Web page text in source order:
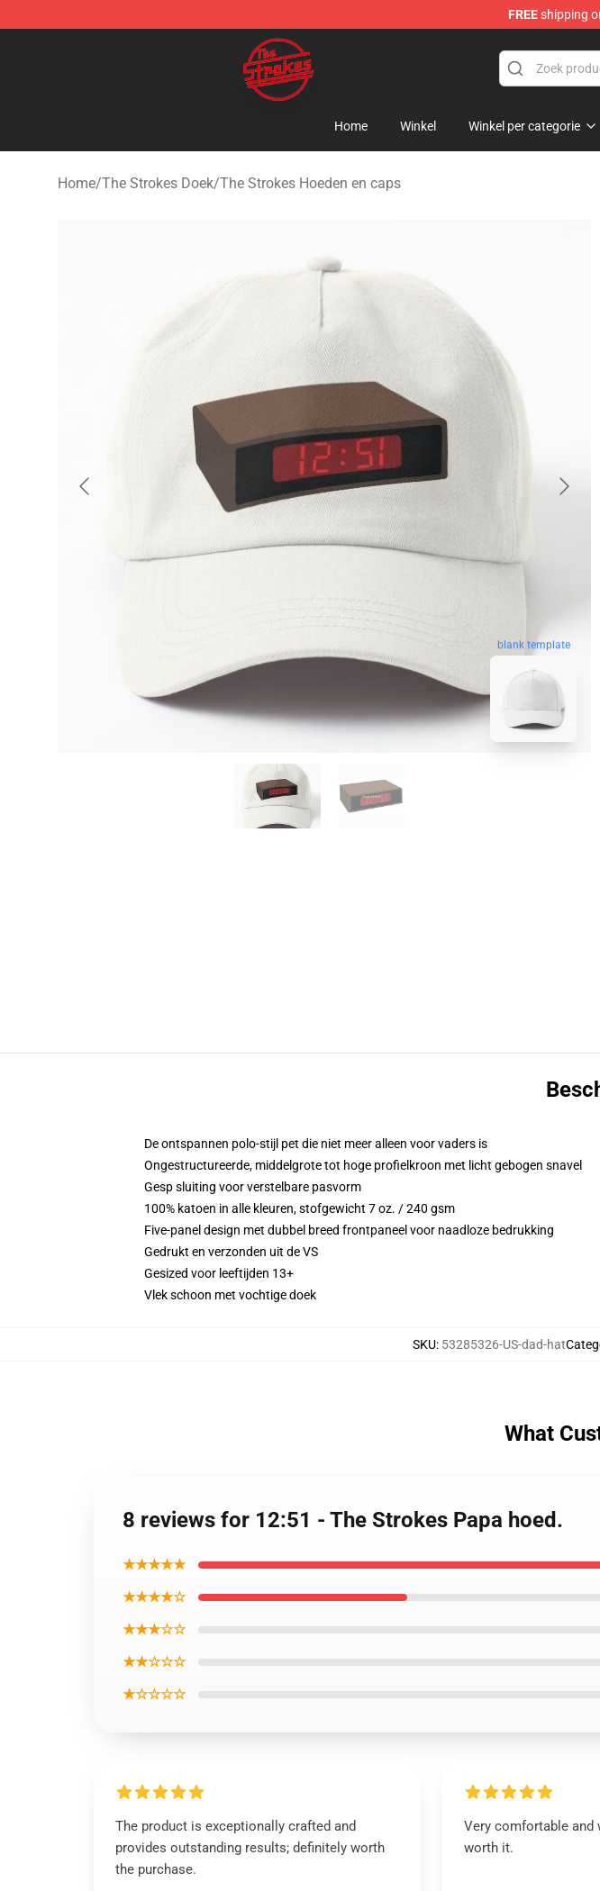
FREEshipping
The Strokes Shop - Official The Strokes Merchandise Store
Home Winkel Winkel per categorie
Home/The Strokes Doek/The Strokes Hoeden en caps
blank template
De ontspannen polo-stijl pet die niet meer alleen voor vaders is
Ongestructureerde, middelgrote tot hoge profielkroon met licht gebogen snavel
Gesp sluiting voor verstelbare pasvorm
100% katoen in alle kleuren, stofgewicht 7 oz. / 240 gsm
Five-panel design met dubbel breed frontpaneel voor naadloze bedrukking
Gedrukt en verzonden uit de VS
Gesized voor leeftijden 13+
Vlek schoon met vochtige doek
SKU: 53285326-US-dad-hat
What
8 reviews for 12:51 - The Strokes Papa hoed.
★★★★★
★★★★☆
★★★☆☆
★★☆☆☆
★☆☆☆☆
The product is exceptionally crafted and
provides outstanding results; definitely worth
the purchase.
Very comfortable and
worth it.